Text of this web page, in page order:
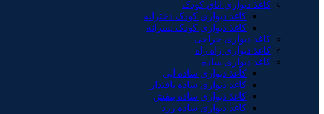
کاغذ دیواری اتاق کودک
کاغذ دیواری کودک دخترانه
کاغذ دیواری کودک پسرانه
کاغذ دیواری حراجی
کاغذ دیواری راه راه
کاغذ دیواری ساده
کاغذ دیواری ساده آبی
کاغذ دیواری ساده بافتدار
کاغذ دیواری ساده بنفش
کاغذ دیواری ساده زرد